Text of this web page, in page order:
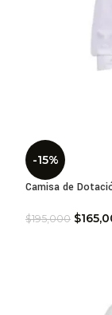
-15%
Camisa de
$195,000 $